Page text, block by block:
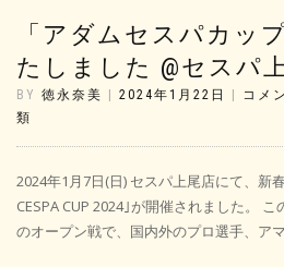
「アダムセスパカッ
たしました @セスパ
BY 徳永奈美 2024年1月22日 コメ
類
2024年1月7日(日) セスパ上尾店にて、新
CESPA CUP 2024｣が開催されました。
のオープン戦で、国内外のプロ選手、ア